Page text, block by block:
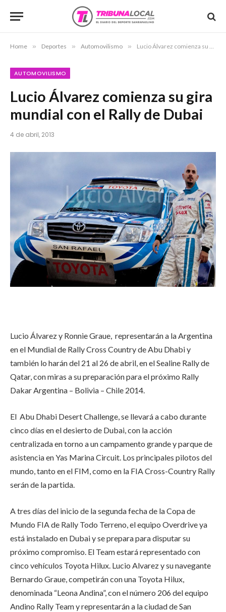
Home » Deportes » Automovilismo » Lucio Álvarez comienza su gira mundial con el Rally de Dubai
AUTOMOVILISMO
Lucio Álvarez comienza su gira
mundial con el Rally de Dubai
4 de abril, 2013
Lucio Álvarez y Ronnie Graue, representarán a la Argentina
en el Mundial de Rally Cross Country de Abu Dhabi y
también lo harán del 21 al 26 de abril, en el Sealine Rally de
Qatar, con miras a su preparación para el próximo Rally
Dakar Argentina – Bolivia – Chile 2014.
El Abu Dhabi Desert Challenge, se llevará a cabo durante
cinco días en el desierto de Dubai, con la acción
centralizada en torno a un campamento grande y parque de
asistencia en Yas Marina Circuit. Los principales pilotos del
mundo, tanto en el FIM, como en la FIA Cross-Country Rally
serán de la partida.
A tres días del inicio de la segunda fecha de la Copa de
Mundo FIA de Rally Todo Terreno, el equipo Overdrive ya
está instalado en Dubai y se prepara para disputar su
próximo compromiso. El Team estará representado con
cinco vehículos Toyota Hilux. Lucio Alvarez y su navegante
Bernardo Graue, competirán con una Toyota Hilux,
denominada “Leona Andina”, con el número 206 del equipo
Andino Rally Team y representarán a la ciudad de San